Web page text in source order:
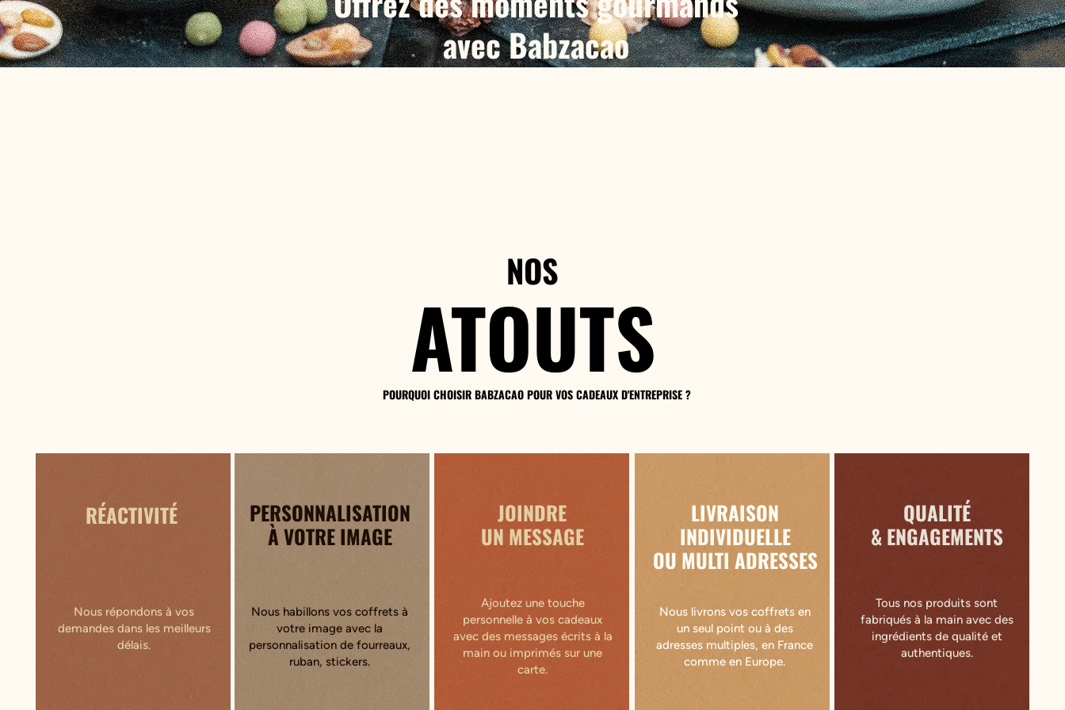
avec Babzacao
NOS
ATOUTS
POURQUOI CHOISIR BABZACAO POUR VOS CADEAUX D'ENTREPRISE ?
Tous nos produits sont
fabriqués à la main avec des
ingrédients de qualité et
authentiques.
QUALITÉ
& ENGAGEMENTS
RÉACTIVITÉ
Ajoutez une touche
personnelle à vos cadeaux
avec des messages écrits à la
main ou imprimés sur une
carte.
LIVRAISON
INDIVIDUELLE
OU MULTI ADRESSES
PERSONNALISATION
À VOTRE IMAGE
JOINDRE
UN MESSAGE
Nous répondons à vos
demandes dans les meilleurs
délais.
Nous habillons vos coffrets à
votre image avec la
personnalisation de fourreaux,
ruban, stickers.
Nous livrons vos coffrets en
un seul point ou à des
adresses multiples, en France
comme en Europe.